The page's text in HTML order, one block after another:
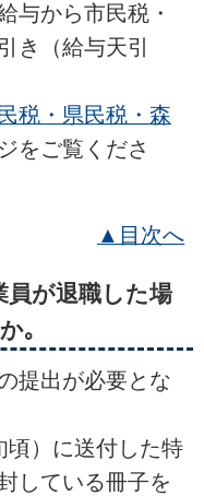
与から市民税・
き（給与天引
税・県民税・森
をご覧くださ
▲目次へ
員が退職した場
｡
提出が必要とな
頃）に送付した特
している冊子を